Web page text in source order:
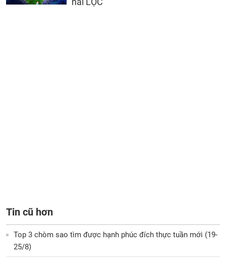
Tin cũ hơn
Top 3 chòm sao tìm được hạnh phúc đích thực tuần mới (19-
25/8)